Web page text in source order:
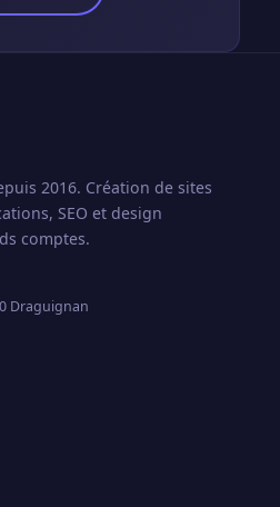
2016. Création de sites
SEO et design
comptes.
Draguignan